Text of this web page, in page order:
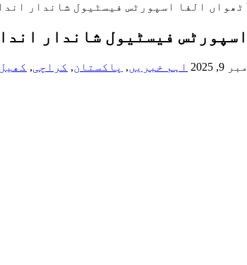
الفا اسپورٹس فیسٹیول شاندار انداز میں اختتام پذیر، 70 تعلیمی
شاندار انداز میں اختتام پذیر، 70 تعلیمی
2025 اہم خبریں, پاکستان, کراچی, کھیل